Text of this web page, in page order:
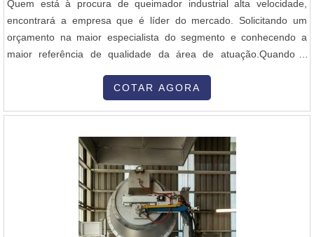
Quem está à procura de queimador industrial alta velocidade,
encontrará a empresa que é líder do mercado. Solicitando um
orçamento na maior especialista do segmento e conhecendo a
maior referência de qualidade da área de atuação.Quando a
colaboradores da Inovatti Queimadores Industriais o cliente
COTAR AGORA